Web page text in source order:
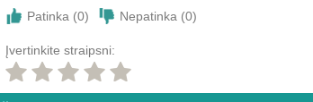
Patinka (0) Nepatinka (0)
Įvertinkite straipsni: